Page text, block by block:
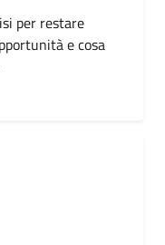
per restare
e cosa